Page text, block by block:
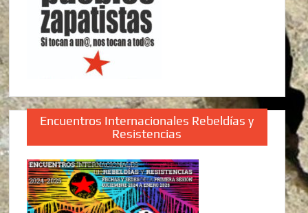
Encuentros Internacionales Rebeldías y
Resistencias